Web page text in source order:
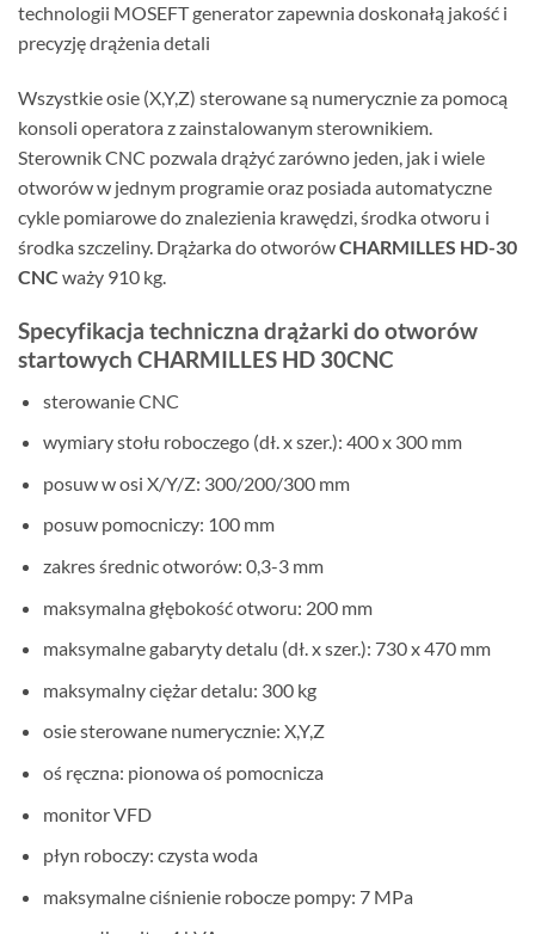
technologii MOSEFT generator zapewnia doskonałą jakość i
precyzję drążenia detali
Wszystkie osie (X,Y,Z) sterowane są numerycznie za pomocą
konsoli operatora z zainstalowanym sterownikiem.
Sterownik CNC pozwala drążyć zarówno jeden, jak i wiele
otworów w jednym programie oraz posiada automatyczne
cykle pomiarowe do znalezienia krawędzi, środka otworu i
środka szczeliny. Drążarka do otworówCHARMILLES HD-30
CNC waży 910 kg.
Specyfikacja techniczna drążarki do otworów
startowych CHARMILLES HD 30CNC
sterowanie CNC
wymiary stołu roboczego (dł. x szer.): 400 x 300 mm
posuw w osi X/Y/Z: 300/200/300 mm
posuw pomocniczy: 100 mm
zakres średnic otworów: 0,3-3 mm
maksymalna głębokość otworu: 200 mm
maksymalne gabaryty detalu (dł. x szer.): 730 x 470 mm
maksymalny ciężar detalu: 300 kg
osie sterowane numerycznie: X,Y,Z
oś ręczna: pionowa oś pomocnicza
monitor VFD
płyn roboczy: czysta woda
maksymalne ciśnienie robocze pompy: 7 MPa